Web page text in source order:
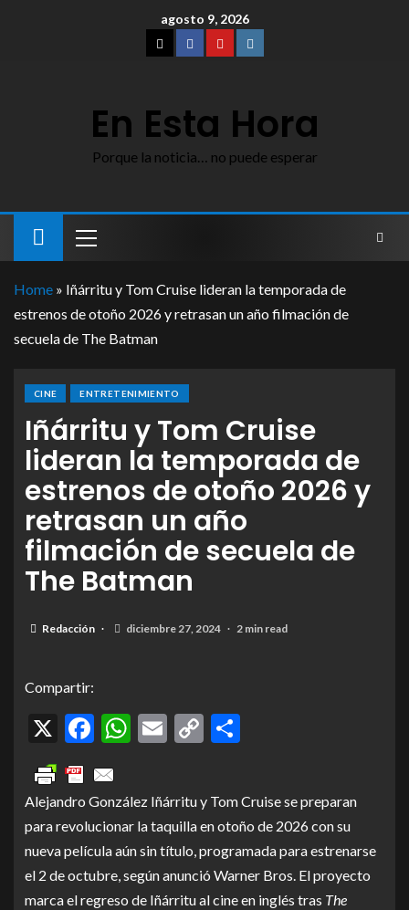
agosto 9, 2026
En Esta Hora
Porque la noticia… no puede esperar
Home » Iñárritu y Tom Cruise lideran la temporada de
estrenos de otoño 2026 y retrasan un año filmación de
secuela de The Batman
CINE ENTRETENIMIENTO
Iñárritu y Tom Cruise
lideran la temporada de
estrenos de otoño 2026 y
retrasan un año
filmación de secuela de
The Batman
Redacción diciembre 27, 2024 2 min read
Compartir:
X Facebook
WhatsApp
Email
Copy
Alejandro González Iñárritu y Tom Cruise se preparan
para revolucionar la taquilla en otoño de 2026 con su
nueva película aún sin título, programada para estrenarse
el 2 de octubre, según anunció Warner Bros. El proyecto
marca el regreso de Iñárritu al cine en inglés tras The